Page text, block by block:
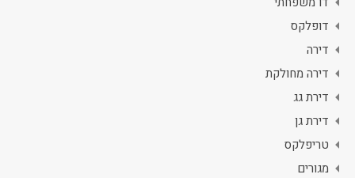
דופלקס
דירה
דירה מחולקת
דירת גג
דירת גן
טריפלקס
מגורים